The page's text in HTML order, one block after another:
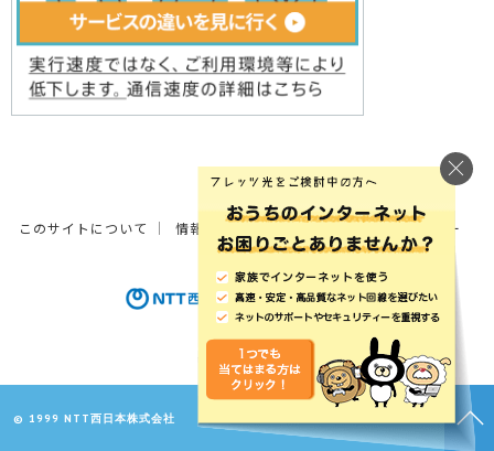
このサイトについて 情報の外部送信について サイトポリシー
© 1999 NTT西日本株式会社